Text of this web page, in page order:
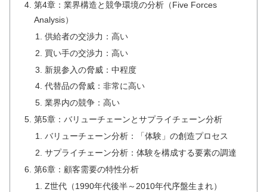
第4章：業界構造と競争環境の分析（Five Forces
Analysis）
供給者の交渉力：高い
買い手の交渉力：高い
新規参入の脅威：中程度
代替品の脅威：非常に高い
業界内の競争：高い
第5章：バリューチェーンとサプライチェーン分析
バリューチェーン分析：「体験」の創造プロセス
サプライチェーン分析：体験を構成する要素の調達
第6章：顧客需要の特性分析
Z世代（1990年代後半～2010年代序盤生まれ）